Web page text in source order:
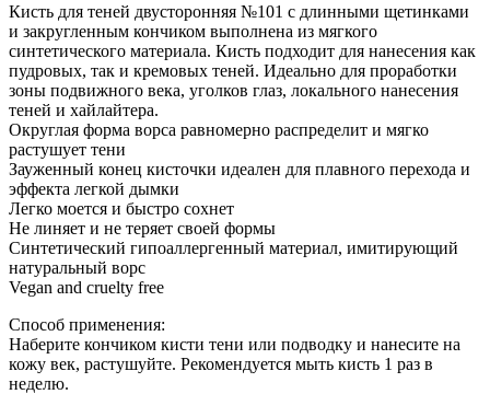
Кисть для теней двусторонняя №101 с длинными щетинками
и закругленным кончиком выполнена из мягкого
синтетического материала. Кисть подходит для нанесения как
пудровых, так и кремовых теней. Идеально для проработки
зоны подвижного века, уголков глаз, локального нанесения
теней и хайлайтера.
Округлая форма ворса равномерно распределит и мягко
растушует тени
Зауженный конец кисточки идеален для плавного перехода и
эффекта легкой дымки
Легко моется и быстро сохнет
Не линяет и не теряет своей формы
Синтетический гипоаллергенный материал, имитирующий
натуральный ворс
Vegan and cruelty free
Способ применения:
Наберите кончиком кисти тени или подводку и нанесите на
кожу век, растушуйте. Рекомендуется мыть кисть 1 раз в
неделю.